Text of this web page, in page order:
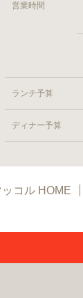
営業時間
ランチ予算
ディナー予算
ッコル HOME